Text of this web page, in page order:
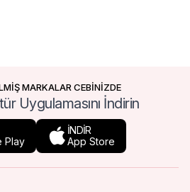
MARKALAR CEBİNİZDE
Uygulamasını İndirin
Play
İNDİR
App Store